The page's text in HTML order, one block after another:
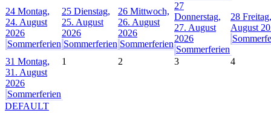
24 Montag,
24. August
2026
Sommerferien
25 Dienstag,
25. August
2026
Sommerferien
26 Mittwoch,
26. August
2026
Sommerferien
27
Donnerstag,
27. August
2026
Sommerferien
28
August
31 Montag,
31. August
2026
Sommerferien
1 2 3 4
DEFAULT